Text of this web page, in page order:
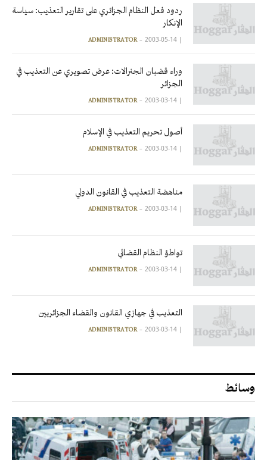
ردود فعل النظام الجزائري على تقارير التعذيب: سياسة
الإنكار
|
ADMINISTRATOR 2003-05-14
وراء قضبان الجنرالات: عرض تصويري عن التعذيب في
الجزائر
|
ADMINISTRATOR 2003-03-14
أصول تحريم التعذيب في الإسلام
|
ADMINISTRATOR 2003-03-14
مناهضة التعذيب في القانون الدولي
|
ADMINISTRATOR 2003-03-14
تواطؤ النظام القضائي
|
ADMINISTRATOR 2003-03-14
التعذيب في جهازي القانون والقضاء الجزائريين
|
ADMINISTRATOR 2003-03-14
وسائط